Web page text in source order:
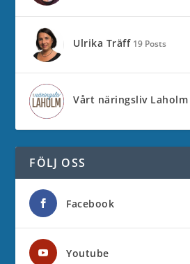
Ulrika Träff 19 Posts
Vårt näringsliv Laholm
FÖLJ OSS
Facebook
Youtube